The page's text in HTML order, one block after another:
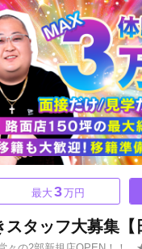
最大3万円